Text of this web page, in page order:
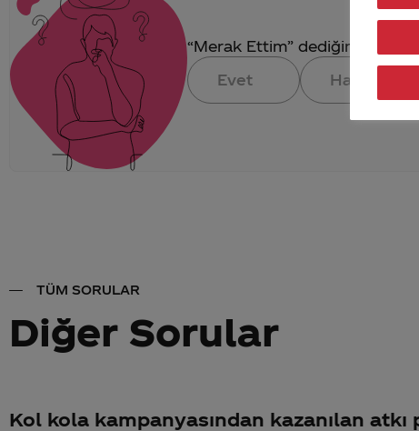
“Merak Ettim” dediğin
Evet
Hayır
TÜM SORULAR
Diğer Sorular
Kol kola kampanyasından kazanılan atkı